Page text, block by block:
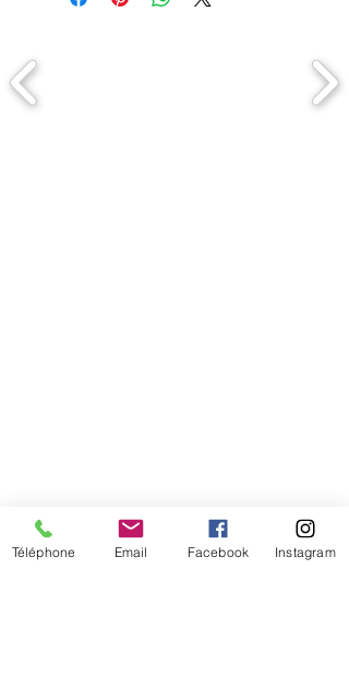
Téléphone Email Facebook Instagram